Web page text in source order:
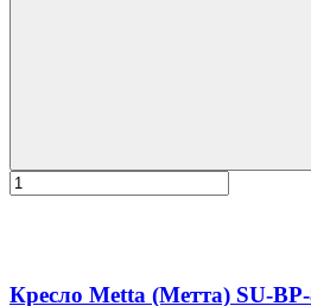
Кресло Metta (Метта) SU-